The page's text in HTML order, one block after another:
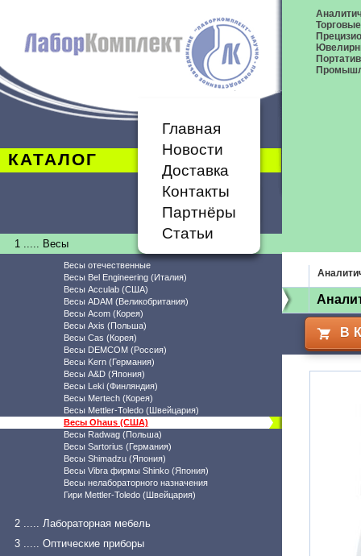
КАТАЛОГ
Главная
Новости
Доставка
Контакты
Партнёры
Статьи
1 ..... Весы
Весы отечественные
Весы Bel Engineering (Италия)
Весы Acculab (США)
Весы ADAM (Великобритания)
Весы Acom (Корея)
Весы Axis (Польша)
Весы Cas (Корея)
Весы DEMCOM (Россия)
Весы Kern (Германия)
Весы A&D (Япония)
Весы Leki (Финляндия)
Весы Mertech (Корея)
Весы Mettler-Toledo (Швейцария)
Весы Ohaus (США)
Весы Radwag (Польша)
Весы Sartorius (Германия)
Весы Shimadzu (Япония)
Весы Vibra фирмы Shinko (Япония)
Весы нелабораторного назначения
Гири Mettler-Toledo (Швейцария)
2 ..... Лабораторная мебель
3 ..... Оптические приборы
В